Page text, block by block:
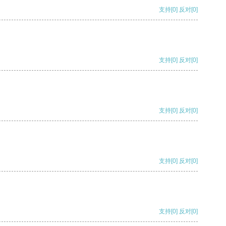
支持[0] 反对[0]
支持[0] 反对[0]
支持[0] 反对[0]
支持[0] 反对[0]
支持[0] 反对[0]